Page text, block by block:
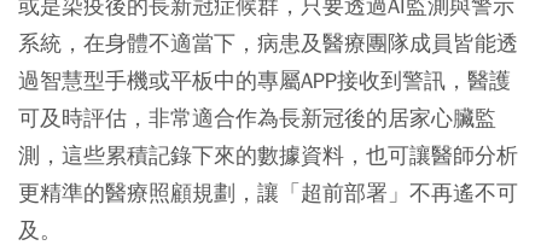
或是染疫後的長新冠症候群，只要透過AI監測與警示
系統，在身體不適當下，病患及醫療團隊成員皆能透
過智慧型手機或平板中的專屬APP接收到警訊，醫護
可及時評估，非常適合作為長新冠後的居家心臟監
測，這些累積記錄下來的數據資料，也可讓醫師分析
更精準的醫療照顧規劃，讓「超前部署」不再遙不可
及。